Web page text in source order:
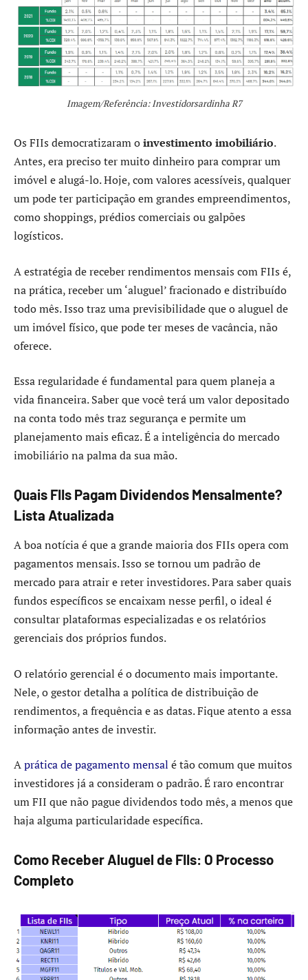
Imagem/Referência: Investidorsardinha R7
Os FIIs democratizaram oinvestimento imobiliário.
Antes, era preciso ter muito dinheiro para comprar um
imóvel e alugá-lo. Hoje, com valores acessíveis, qualquer
um pode ter participação em grandes empreendimentos,
como shoppings, prédios comerciais ou galpões
logísticos.
A estratégia de receber rendimentos mensais com FIIs é,
na prática, receber um ‘aluguel’ fracionado e distribuído
todo mês. Isso traz uma previsibilidade que o aluguel de
um imóvel físico, que pode ter meses de vacância, não
oferece.
Essa regularidade é fundamental para quem planeja a
vida financeira. Saber que você terá um valor depositado
na conta todo mês traz segurança e permite um
planejamento mais eficaz. É a inteligência do mercado
imobiliário na palma da sua mão.
Quais FIIs Pagam Dividendos Mensalmente?
Lista Atualizada
A boa notícia é que a grande maioria dos FIIs opera com
pagamentos mensais. Isso se tornou um padrão de
mercado para atrair e reter investidores. Para saber quais
fundos específicos se encaixam nesse perfil, o ideal é
consultar plataformas especializadas e os relatórios
gerenciais dos próprios fundos.
O relatório gerencial é o documento mais importante.
Nele, o gestor detalha a política de distribuição de
rendimentos, a frequência e as datas. Fique atento a essa
informação antes de investir.
Aprática de pagamento mensal é tão comum que muitos
investidores já a consideram o padrão. É raro encontrar
um FII que não pague dividendos todo mês, a menos que
haja alguma particularidade específica.
Como Receber Aluguel de FIIs: O Processo
Completo